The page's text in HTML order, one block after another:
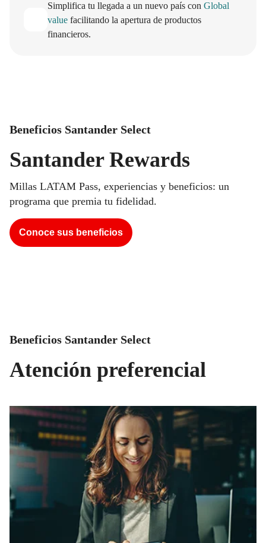
Simplifica tu llegada a un nuevo país con Global
value facilitando la apertura de productos
financieros.
Beneficios Santander Select
Santander Rewards
Millas LATAM Pass, experiencias y beneficios: un
programa que premia tu fidelidad.
Conoce sus beneficios
Beneficios Santander Select
Atención preferencial